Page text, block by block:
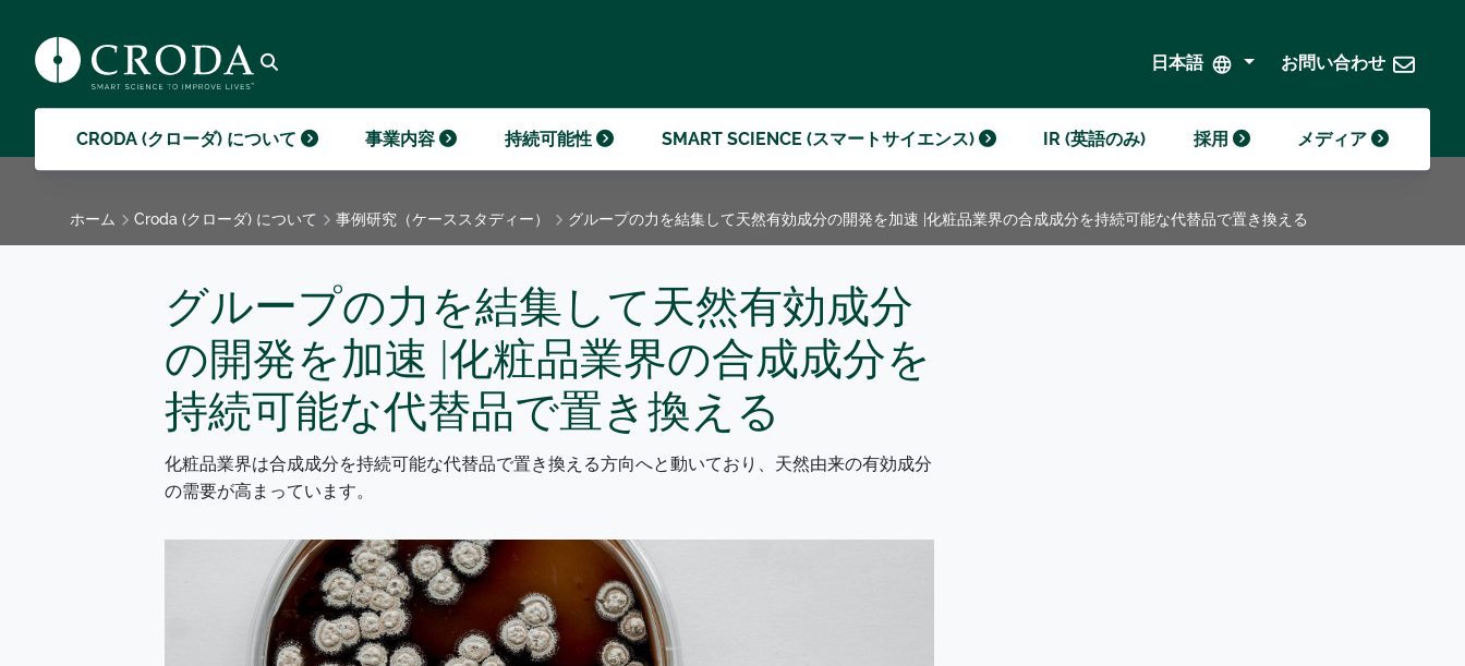
日本語 お問い合わせ
CRODA (クローダ) について 事業内容
GO TO 事業内容
持続可能性
クローダ財団
SMART SCIENCE (スマートサイエンス)
GO TO SMART SCIENCE
(スマートサイエンス)
IR (英語のみ) 採用
GO TO 採用
メディア
GO TO メディア
ホーム Croda (クローダ) について 事例研究（ケーススタディー） グループの力を結集して天然有効成分の開発を加速 |化粧品業界の合成成分を持続可能な代替品で置き換える
グループの力を結集して天然有効成分
の開発を加速 |化粧品業界の合成成分を
持続可能な代替品で置き換える
化粧品業界は合成成分を持続可能な代替品で置き換える方向へと動いており、天然由来の有効成分
の需要が高まっています。